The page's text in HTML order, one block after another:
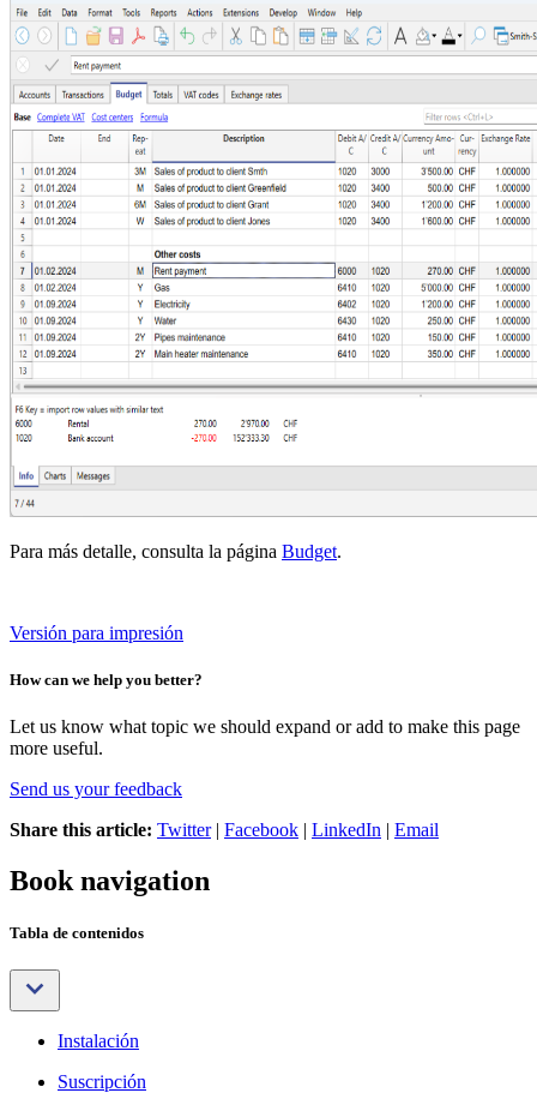
Para más detalle, consulta la página Budget.
Versión para impresión
How can we help you better?
Let us know what topic we should expand or add to make this page
more useful.
Send us your feedback
Share this article: Twitter| Facebook | LinkedIn | Email
Book navigation
Tabla de contenidos
Instalación
Suscripción